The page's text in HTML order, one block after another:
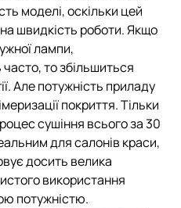
моделі, оскільки цей
швидкість роботи. Якщо
лампи,
часто, то збільшиться
Але потужність приладу
покриття. Тільки
сушіння всього за 30
для салонів краси,
досить велика
використання
потужністю.